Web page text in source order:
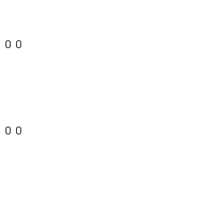
0 0
0 0